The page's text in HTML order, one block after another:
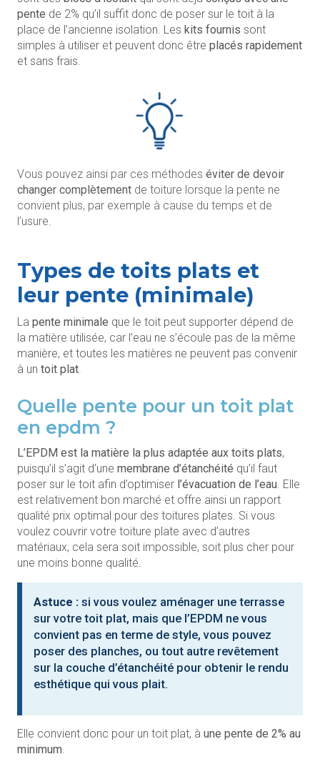
pente de 2% qu’il suffit donc de poser sur le toit à la
place de l’ancienne isolation. Les kits fournis sont
simples à utiliser et peuvent donc être placés rapidement
et sans frais.
Vous pouvez ainsi par ces méthodes éviter de devoir
changer complètement de toiture lorsque la pente ne
convient plus, par exemple à cause du temps et de
l’usure.
Types de toits plats et
leur pente (minimale)
La pente minimale que le toit peut supporter dépend de
la matière utilisée, car l’eau ne s’écoule pas de la même
manière, et toutes les matières ne peuvent pas convenir
à un toit plat.
Quelle pente pour un toit plat
en epdm ?
L’EPDM est la matière la plus adaptée aux toits plats,
puisqu’il s’agit d’une membrane d’étanchéité qu’il faut
poser sur le toit afin d’optimiser l’évacuation de l’eau. Elle
est relativement bon marché et offre ainsi un rapport
qualité prix optimal pour des toitures plates. Si vous
voulez couvrir votre toiture plate avec d’autres
matériaux, cela sera soit impossible, soit plus cher pour
une moins bonne qualité.
Astuce : si vous voulez aménager une terrasse
sur votre toit plat, mais que l’EPDM ne vous
convient pas en terme de style, vous pouvez
poser des planches, ou tout autre revêtement
sur la couche d’étanchéité pour obtenir le rendu
esthétique qui vous plait.
Elle convient donc pour un toit plat, à une pente de 2% au
minimum.